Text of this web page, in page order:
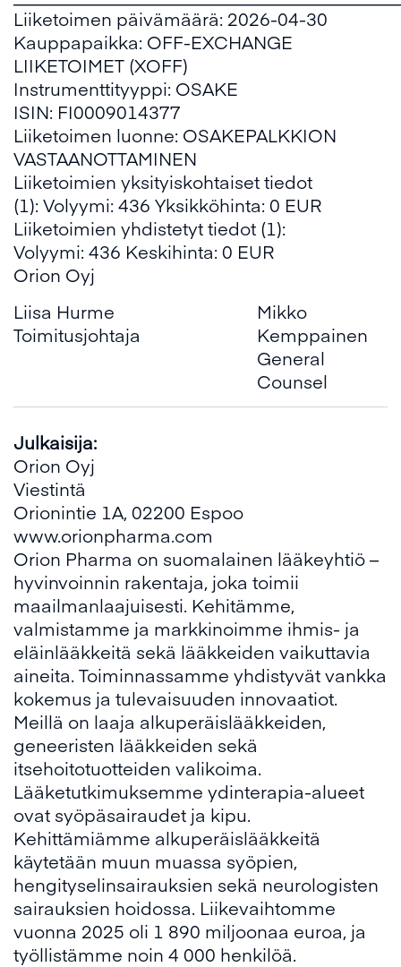
Liiketoimen päivämäärä: 2026-04-30
Kauppapaikka: OFF-EXCHANGE
LIIKETOIMET (XOFF)
Instrumenttityyppi: OSAKE
ISIN: FI0009014377
Liiketoimen luonne: OSAKEPALKKION
VASTAANOTTAMINEN
Liiketoimien yksityiskohtaiset tiedot
(1): Volyymi: 436 Yksikköhinta: 0 EUR
Liiketoimien yhdistetyt tiedot (1):
Volyymi: 436 Keskihinta: 0 EUR
Orion Oyj
Liisa Hurme
Toimitusjohtaja
Mikko
Kemppainen
General
Counsel
Julkaisija:
Orion Oyj
Viestintä
Orionintie 1A, 02200 Espoo
www.orionpharma.com
Orion Pharma on suomalainen lääkeyhtiö –
hyvinvoinnin rakentaja, joka toimii
maailmanlaajuisesti. Kehitämme,
valmistamme ja markkinoimme ihmis- ja
eläinlääkkeitä sekä lääkkeiden vaikuttavia
aineita. Toiminnassamme yhdistyvät vankka
kokemus ja tulevaisuuden innovaatiot.
Meillä on laaja alkuperäislääkkeiden,
geneeristen lääkkeiden sekä
itsehoitotuotteiden valikoima.
Lääketutkimuksemme ydinterapia-alueet
ovat syöpäsairaudet ja kipu.
Kehittämiämme alkuperäislääkkeitä
käytetään muun muassa syöpien,
hengityselinsairauksien sekä neurologisten
sairauksien hoidossa. Liikevaihtomme
vuonna 2025 oli 1 890 miljoonaa euroa, ja
työllistämme noin 4 000 henkilöä.